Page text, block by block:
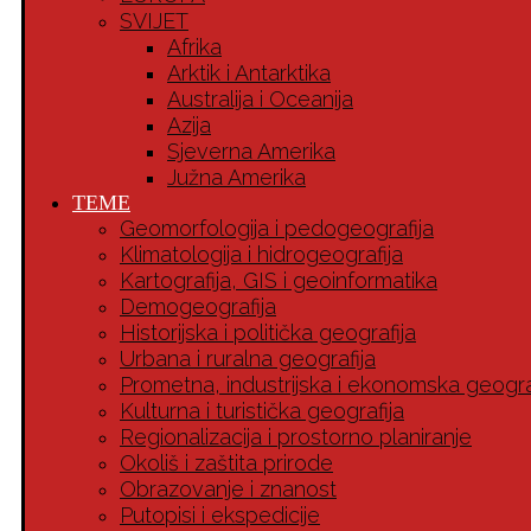
SVIJET
Afrika
Arktik i Antarktika
Australija i Oceanija
Azija
Sjeverna Amerika
Južna Amerika
TEME
Geomorfologija i pedogeografija
Klimatologija i hidrogeografija
Kartografija, GIS i geoinformatika
Demogeografija
Historijska i politička geografija
Urbana i ruralna geografija
Prometna, industrijska i ekonomska
Kulturna i turistička geografija
Regionalizacija i prostorno planiranje
Okoliš i zaštita prirode
Obrazovanje i znanost
Putopisi i ekspedicije